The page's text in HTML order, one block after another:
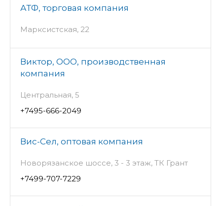
АТФ, торговая компания
Марксистская, 22
Виктор, ООО, производственная
компания
Центральная, 5
+7495-666-2049
Вис-Сел, оптовая компания
Новорязанское шоссе, 3 - 3 этаж, ТК Грант
+7499-707-7229